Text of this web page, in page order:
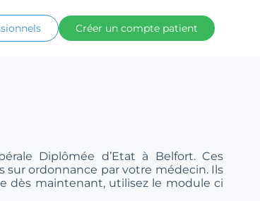
Créer un compte patient
Diplômée d’Etat à Belfort. Ces
sur ordonnance par votre médecin. Ils
dès maintenant, utilisez le module ci